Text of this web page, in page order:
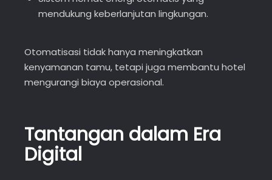
mendukung keberlanjutan lingkungan.
Otomatisasi tidak hanya meningkatkan
kenyamanan tamu, tetapi juga membantu hotel
mengurangi biaya operasional.
Tantangan dalam Era
Digital